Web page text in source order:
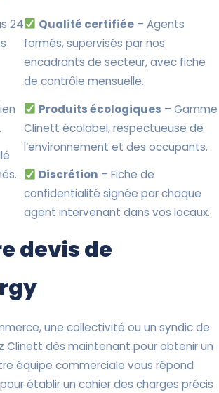
24
Qualité certifiée – Agents
formés, supervisés par nos
encadrants de secteur, avec fiche
de contrôle mensuelle.
Produits écologiques – Gamme
Clinett écolabel, respectueuse de
l’environnement et des occupants.
Discrétion – Fiche de
confidentialité signée par chaque
agent intervenant dans vos locaux.
devis de
une collectivité ou un syndic de
dès maintenant pour obtenir un
équipe commerciale vous répond
établir un cahier des charges précis